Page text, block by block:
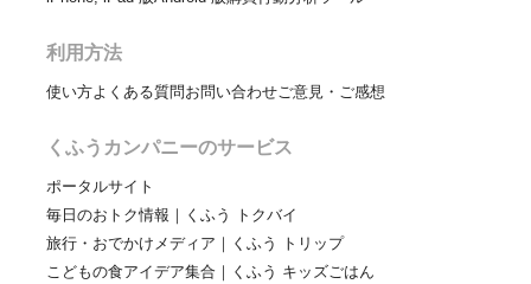
利用方法
使い方よくある質問お問い合わせご意見・ご感想
くふうカンパニーのサービス
ポータルサイト
毎日のおトク情報｜くふう トクバイ
旅行・おでかけメディア｜くふう トリップ
こどもの食アイデア集合｜くふう キッズごはん